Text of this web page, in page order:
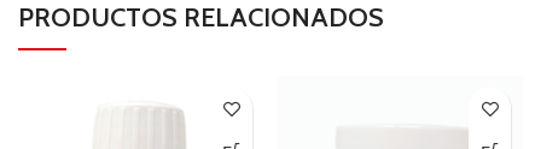
PRODUCTOS RELACIONADOS